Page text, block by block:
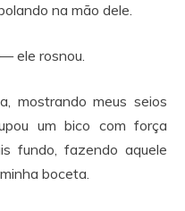
na mão dele.
ele rosnou.
mostrando meus seios
um bico com força
fundo, fazendo aquele
boceta.